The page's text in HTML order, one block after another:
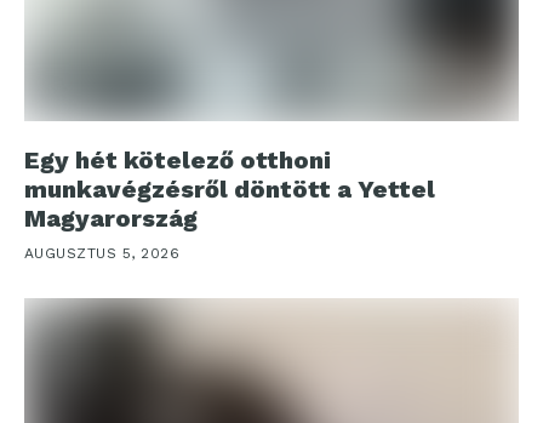
Egy hét kötelező otthoni
munkavégzésről döntött a Yettel
Magyarország
AUGUSZTUS 5, 2026